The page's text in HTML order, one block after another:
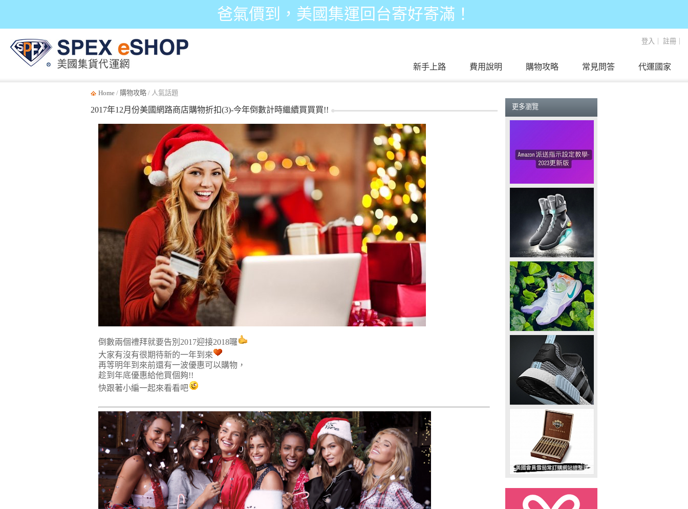
爸氣價到，美國集運回台寄好寄滿！
登入 註冊
代運國家
常見問答
購物攻略
費用說明
新手上路
Home / 購物攻略 / 人氣話題
更多瀏覽
2017年12月份美國網路商店購物折扣(3)-今年倒數計時繼續買買買!!
倒數兩個禮拜就要告別2017迎接2018囉
大家有沒有很期待新的一年到來
再等明年到來前還有一波優惠可以購物，
趁到年底優惠給他買個夠!!
快跟著小編一起來看看吧